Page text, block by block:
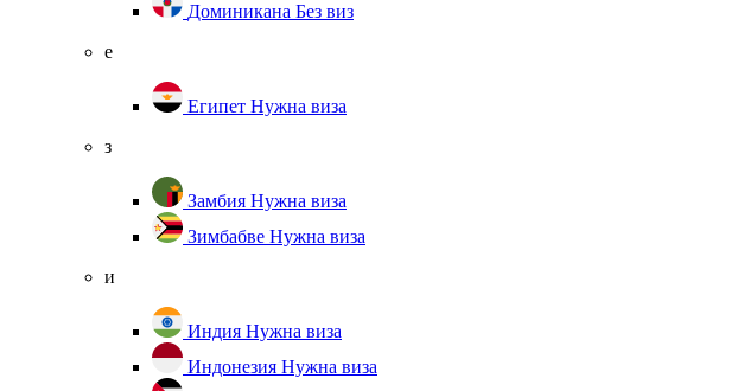
Доминикана Без виз
е
Египет Нужна виза
з
Замбия Нужна виза
Зимбабве Нужна виза
и
Индия Нужна виза
Индонезия Нужна виза